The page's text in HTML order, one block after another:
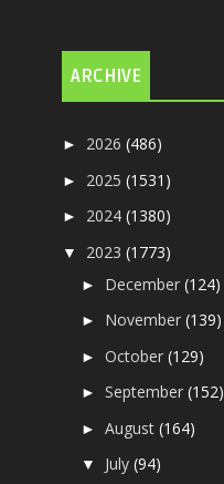
ARCHIVE
► 2026(486)
► 2025(1531)
► 2024(1380)
▼ 2023(1773)
► December(124)
► November(139)
►October(129)
►September(152)
►August(164)
▼ July(94)